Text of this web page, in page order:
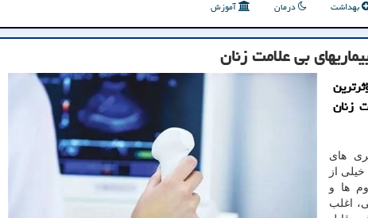
بهداشت درمان آموزش
بی علامت زنان
زنان
های
از
ها و
اغلب